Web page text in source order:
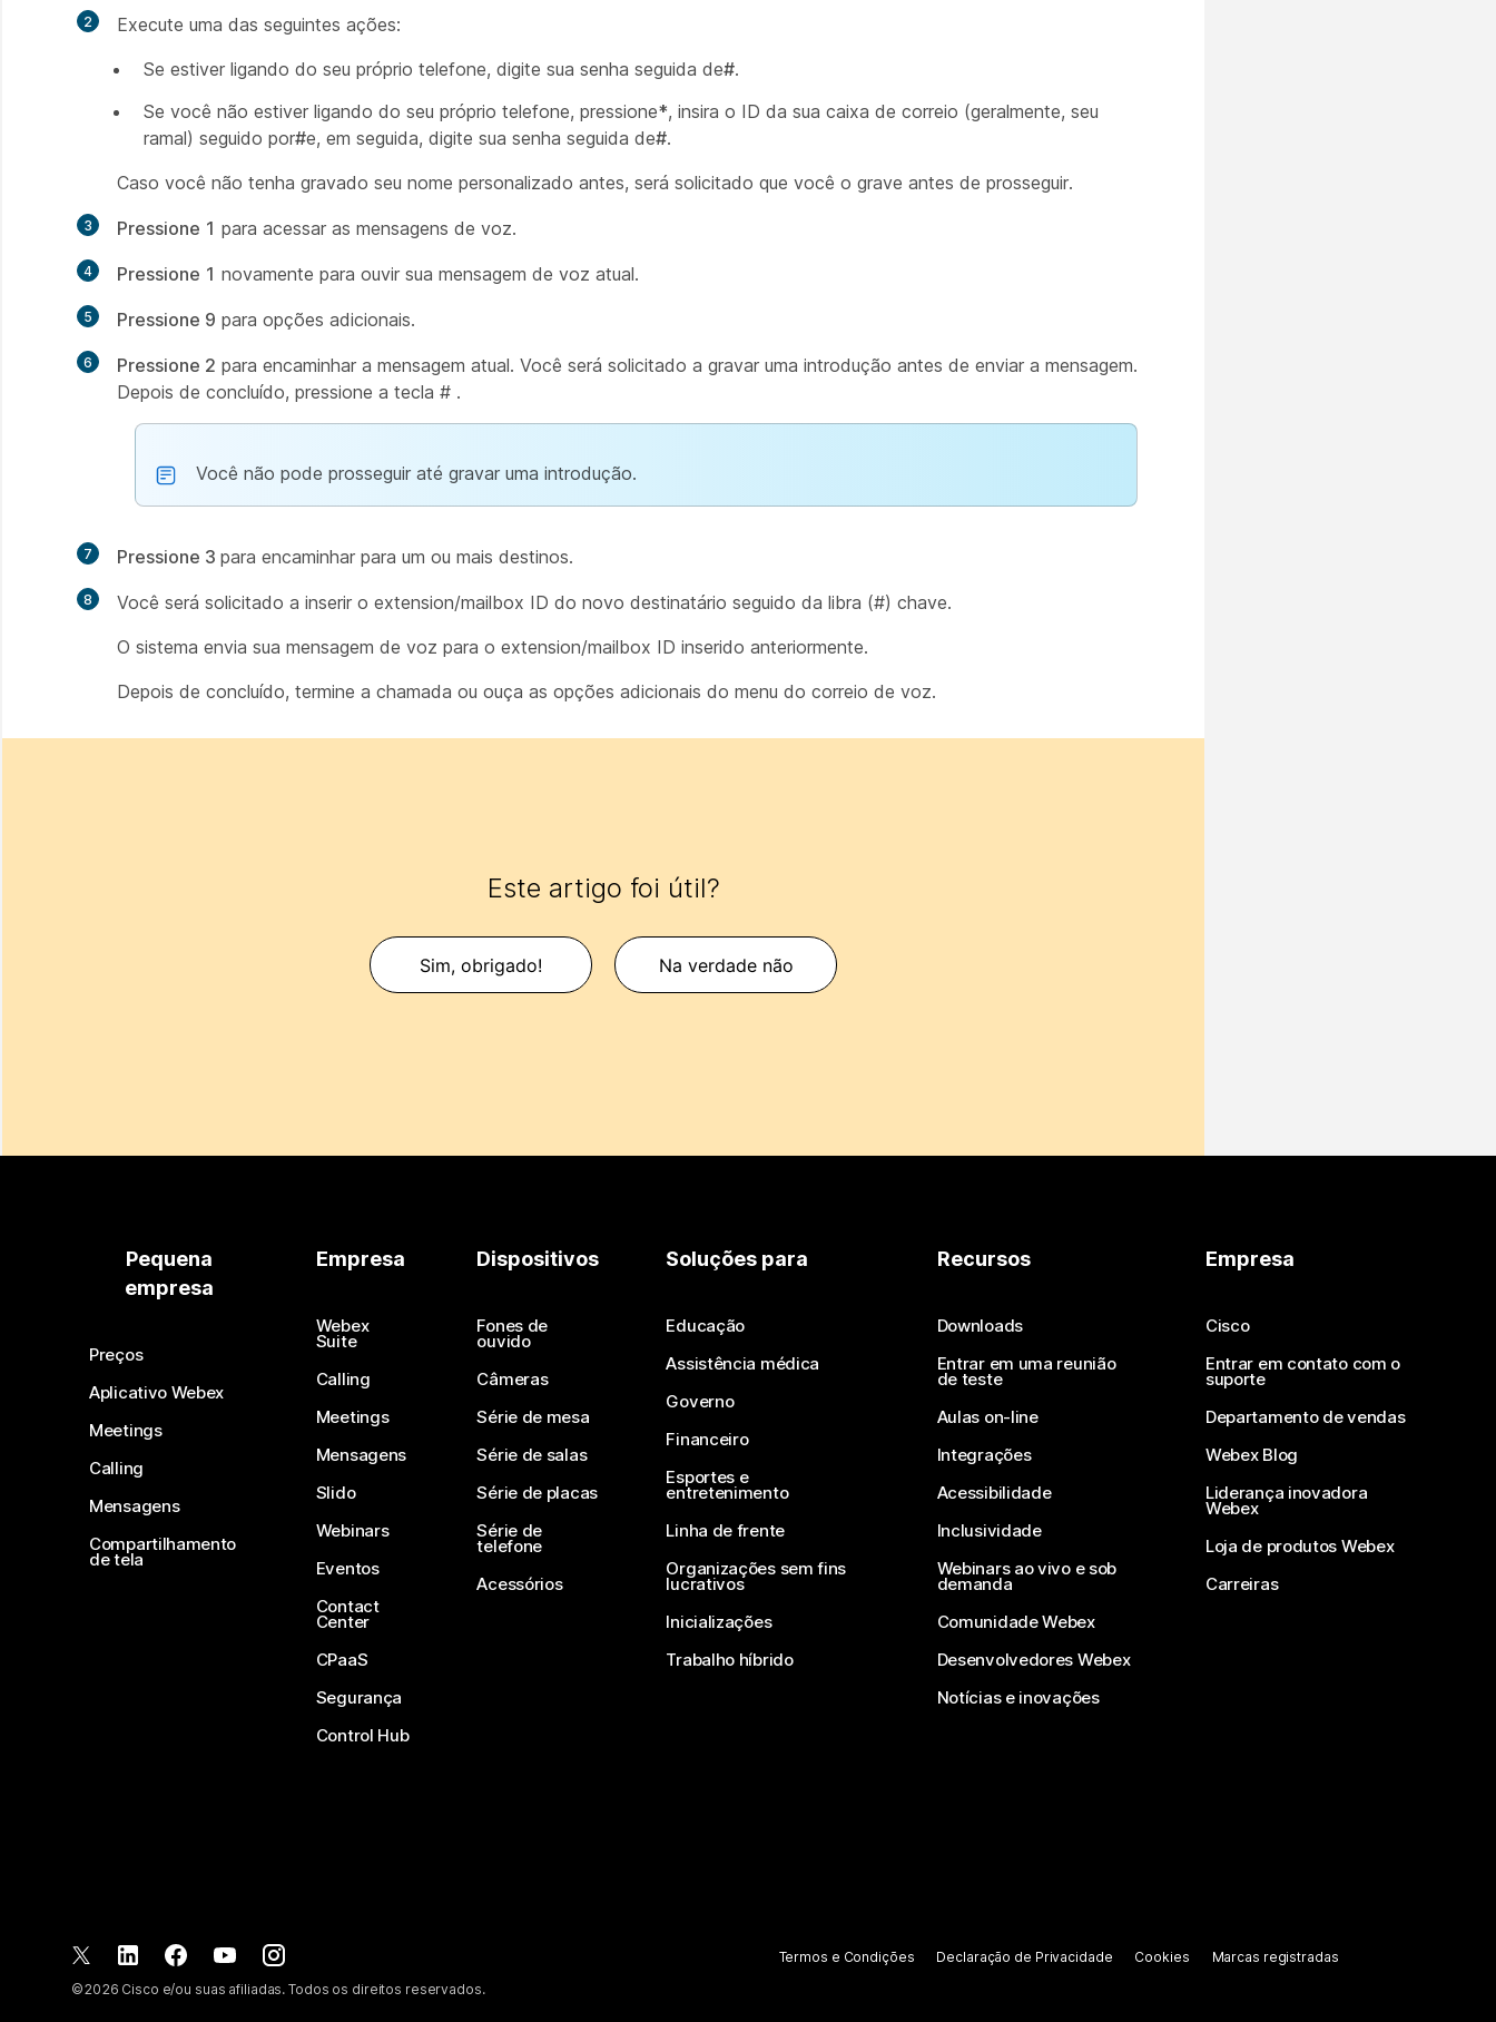
2
Execute uma das seguintes ações:
Se estiver ligando do seu próprio telefone, digite sua senha seguida de#.
Se você não estiver ligando do seu próprio telefone, pressione*, insira o ID da sua caixa de correio (geralmente, seu
ramal) seguido por#e, em seguida, digite sua senha seguida de#.
Caso você não tenha gravado seu nome personalizado antes, será solicitado que você o grave antes de prosseguir.
3 Pressione 1 para acessar as mensagens de voz.
4 Pressione 1 novamente para ouvir sua mensagem de voz atual.
5 Pressione 9 para opções adicionais.
6 Pressione 2 para encaminhar a mensagem atual. Você será solicitado a gravar uma introdução antes de enviar a mensagem.
Depois de concluído, pressione a tecla # .
Você não pode prosseguir até gravar uma introdução.
7 Pressione 3 para encaminhar para um ou mais destinos.
8
Você será solicitado a inserir o extension/mailbox ID do novo destinatário seguido da libra (#) chave.
O sistema envia sua mensagem de voz para o extension/mailbox ID inserido anteriormente.
Depois de concluído, termine a chamada ou ouça as opções adicionais do menu do correio de voz.
Este artigo foi útil?
Sim, obrigado! Na verdade não
Pequena
empresa
Preços
Aplicativo Webex
Meetings
Calling
Mensagens
Compartilhamento
de tela
Empresa
Webex
Suite
Calling
Meetings
Mensagens
Slido
Webinars
Eventos
Contact
Center
CPaaS
Segurança
Control Hub
Dispositivos
Fones de
ouvido
Câmeras
Série de mesa
Série de salas
Série de placas
Série de
telefone
Acessórios
Soluções para
Educação
Assistência médica
Governo
Financeiro
Esportes e
entretenimento
Linha de frente
Organizações sem fins
lucrativos
Inicializações
Trabalho híbrido
Recursos
Downloads
Entrar em uma reunião
de teste
Aulas on-line
Integrações
Acessibilidade
Inclusividade
Webinars ao vivo e sob
demanda
Comunidade Webex
Desenvolvedores Webex
Notícias e inovações
Empresa
Cisco
Entrar em contato com o
suporte
Departamento de vendas
Webex Blog
Liderança inovadora
Webex
Loja de produtos Webex
Carreiras
©2026 Cisco e/ou suas afiliadas. Todos os direitos reservados.
Termos e Condições Declaração de Privacidade Cookies Marcas registradas